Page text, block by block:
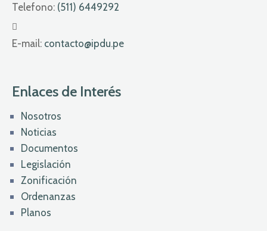
Telefono: (511) 6449292
E-mail: contacto@ipdu.pe
Enlaces de Interés
Nosotros
Noticias
Documentos
Legislación
Zonificación
Ordenanzas
Planos